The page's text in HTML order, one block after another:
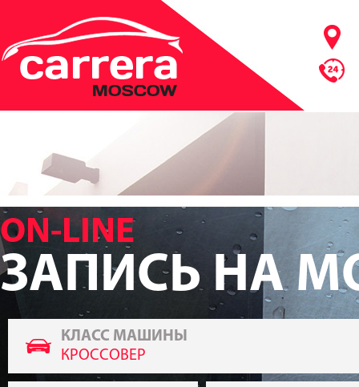
ON-LINE
ЗАПИСЬ НА
КЛАСС МАШИНЫ
КРОССОВЕР